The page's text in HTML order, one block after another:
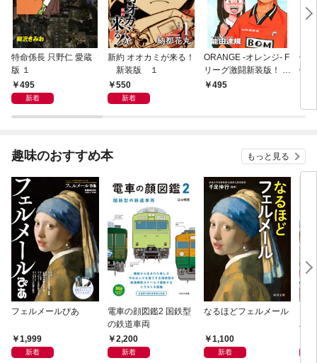
特命係長 只野仁 愛蔵
版 １
495
新着
新約 オオカミが来る！
新装版 １
550
新着
ORANGE -オレンジ- F
リーグ激闘新装版！ 第
１巻495
趣味のおすすめ本 もっと見る
フェルメールぴあ
1,999
新着
電車の顔図鑑2 国鉄型
の鉄道車両
2,200
新着
なるほどフェルメール
1,100
新着
ハ